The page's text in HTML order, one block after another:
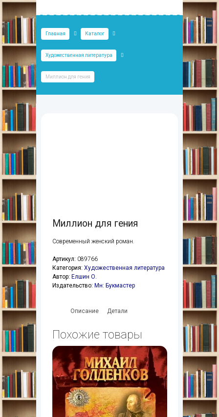
Главная Каталог
Художественная литература
Миллион для гения
Миллион для гения
Современный женский роман.
Артикул: 089766
Категория: Художественная литература
Автор: Елшин О.
Издательство: Мн: Букмастер
Описание Детали
Похожие товары